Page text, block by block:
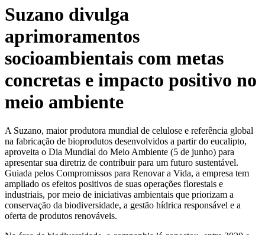
Suzano divulga
aprimoramentos
socioambientais com metas
concretas e impacto positivo no
meio ambiente
A Suzano, maior produtora mundial de celulose e referência global
na fabricação de bioprodutos desenvolvidos a partir do eucalipto,
aproveita o Dia Mundial do Meio Ambiente (5 de junho) para
apresentar sua diretriz de contribuir para um futuro sustentável.
Guiada pelos Compromissos para Renovar a Vida, a empresa tem
ampliado os efeitos positivos de suas operações florestais e
industriais, por meio de iniciativas ambientais que priorizam a
conservação da biodiversidade, a gestão hídrica responsável e a
oferta de produtos renováveis.